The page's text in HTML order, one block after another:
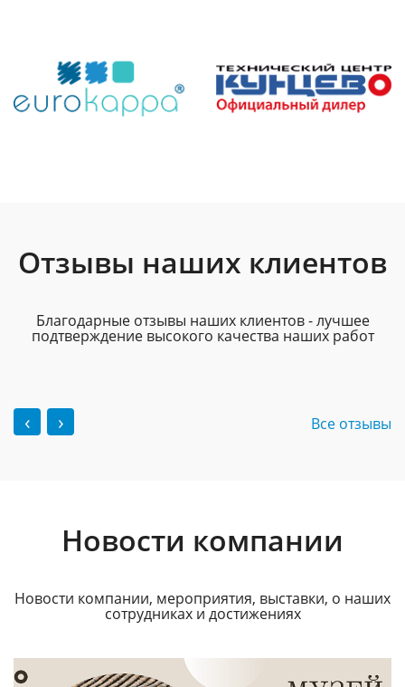
Отзывы наших клиентов
Благодарные отзывы наших клиентов - лучшее
подтверждение высокого качества наших работ
‹ › Все отзывы
Новости компании
Новости компании, мероприятия, выставки, о наших
сотрудниках и достижениях